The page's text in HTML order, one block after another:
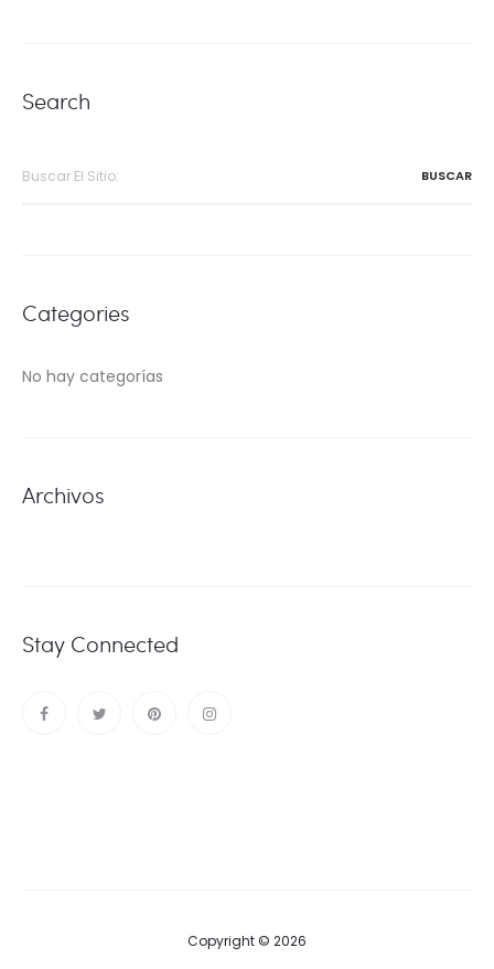
Search
Categories
No hay categorías
Archivos
Stay Connected
Copyright © 2026